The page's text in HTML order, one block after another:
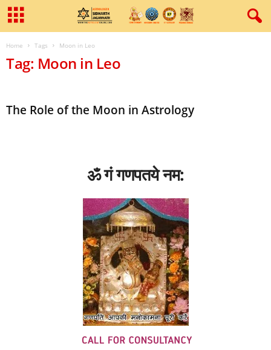
Home Tags Moon in Leo
Tag: Moon in Leo
The Role of the Moon in Astrology
ॐ गं गणपतये नम: